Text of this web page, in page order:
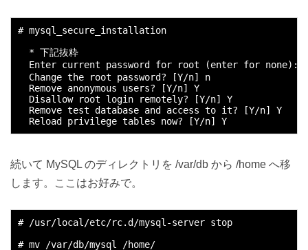
# mysql_secure_installation
  * 下記抜粋
Enter current password for root (enter for none):
  Change the root password? [Y/n] n
  Remove anonymous users? [Y/n] Y
  Disallow root login remotely? [Y/n] Y
  Remove test database and access to it? [Y/n] Y
続いて MySQL のディレクトリを /var/db から /home へ移
します。ここはお好みで。
# /usr/local/etc/rc.d/mysql-server stop
# mv /var/db/mysql /home/